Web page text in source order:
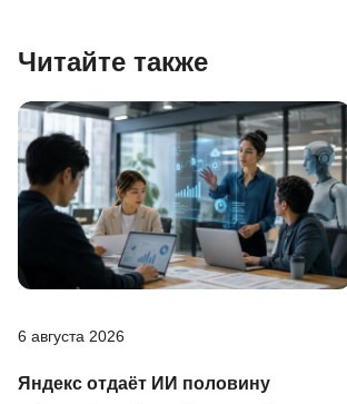
Читайте также
6 августа 2026
Яндекс отдаёт ИИ половину